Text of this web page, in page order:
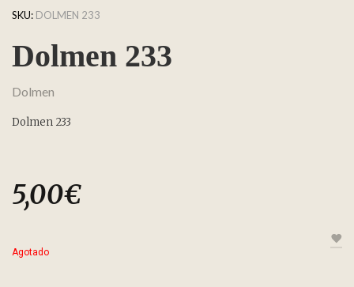
SKU: DOLMEN 233
Dolmen 233
Dolmen
Dolmen 233
5,00€
Agotado